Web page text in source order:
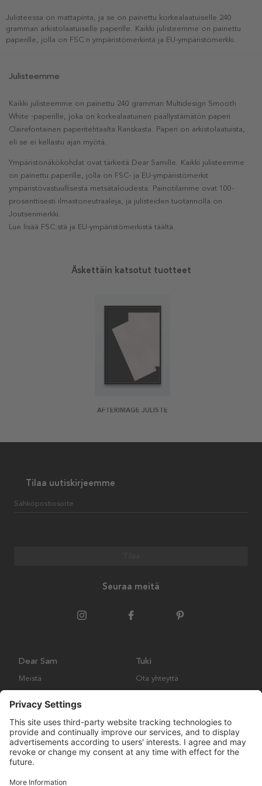
Julisteessa on mattapinta, ja se on painettu korkealaatuiselle 240
gramman arkistolaatuiselle paperille. Kaikki julisteemme on painettu
paperille, jolla on FSC:n ympäristömerkintä ja EU-ympäristömerkki.
Julisteemme
Kaikki julisteemme on painettu 240 gramman Multidesign Smooth
White -paperille, joka on korkealaatuinen päällystämätön paperi
Clairefontainen paperitehtaalta Ranskasta. Paperi on arkistolaatuista,
eli se ei kellastu ajan myötä.
Ympäristönäkökohdat ovat tärkeitä Dear Samille. Kaikki julisteemme
on painettu paperille, jolla on FSC- ja EU-ympäristömerkit
ympäristövastuullisesta metsätaloudesta. Painotilamme ovat 100-
prosenttisesti ilmastoneutraaleja, ja julisteiden tuotannolla on
Joutsenmerkki.
Lue lisää FSC:stä ja EU-ympäristömerkistä täältä.
Äskettäin katsotut tuotteet
AFTERIMAGE JULISTE
Tilaa uutiskirjeemme
Sähköpostiosoite
Seuraa meitä
Dear Sam
Meistä
Tuki
Ota yhteyttä
Palautukset ja vaatimukset